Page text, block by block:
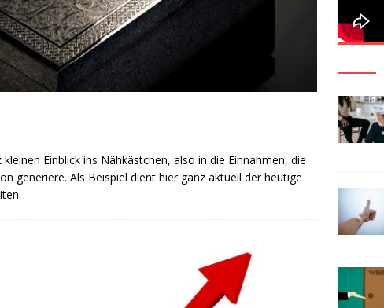
Einblick ins Nähkästchen, also in die Einnahmen, die
generiere. Als Beispiel dient hier ganz aktuell der heutige